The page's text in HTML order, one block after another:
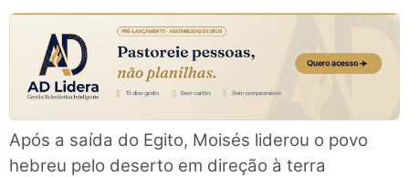
Após a saída do Egito, Moisés liderou o povo
hebreu pelo deserto em direção à terra